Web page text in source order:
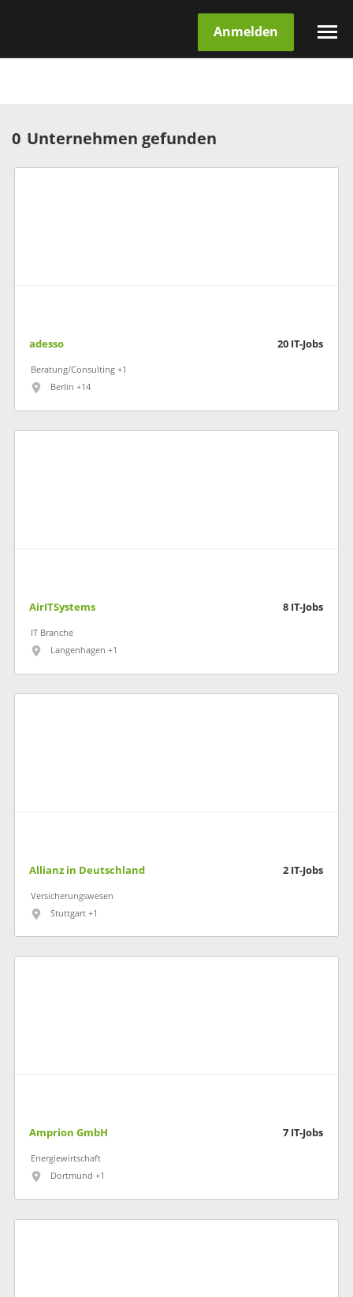
Anmelden
0 Unternehmen gefunden
adesso 20 IT-Jobs
Beratung/Consulting +1
Berlin +14
AirITSystems 8 IT-Jobs
IT Branche
Langenhagen +1
Allianz in Deutschland 2 IT-Jobs
Versicherungswesen
Stuttgart +1
Amprion GmbH 7 IT-Jobs
Energiewirtschaft
Dortmund +1